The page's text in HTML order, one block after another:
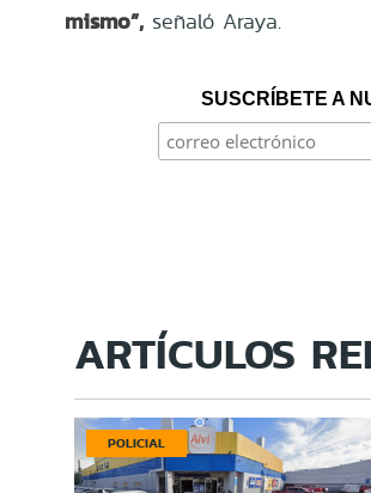
mismo”, señaló Araya.
SUSCRÍBETE A
ARTÍCULOS
POLICIAL